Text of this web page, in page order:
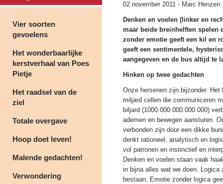
Vier soorten
gevoelens
Het wonderbaarlijke
kerstverhaal van Poes
Pietje
Het raadsel van de
ziel
Totale overgave
Hoop doet leven!
Malende gedachten!
Verwondering
02 november 2011 - Marc Henzen
Denken en voelen (linker en
maar beide breinhelften spelen
zonder emotie geeft een kil en
geeft een sentimentele,
aangegeven en de bus altijd te
Hinken op twee gedachten
Onze hersenen zijn bijzonder. Het
miljard cellen die communiceren
biljard (1000.000.000.000.000)
ademen en bewegen aansturen.
verbonden zijn door een dikke
denkt rationeel, analytisch en
vol patronen en instinctief en
Denken en voelen staan vaak
in bijna alles wat we doen.
bestaan. Emotie zonder logica